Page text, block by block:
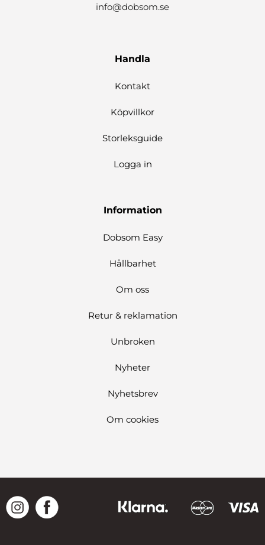
info@dobsom.se
Handla
Kontakt
Köpvillkor
Storleksguide
Logga in
Information
Dobsom Easy
Hållbarhet
Om oss
Retur & reklamation
Unbroken
Nyheter
Nyhetsbrev
Om cookies